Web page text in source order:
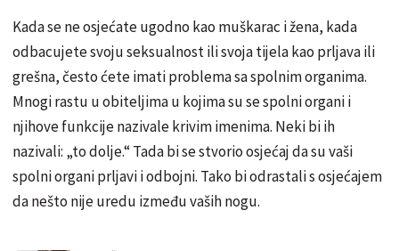
Kada se ne osjećate ugodno kao muškarac i žena, kada
odbacujete svoju seksualnost ili svoja tijela kao prljava ili
grešna, često ćete imati problema sa spolnim organima.
Mnogi rastu u obiteljima u kojima su se spolni organi i
njihove funkcije nazivale krivim imenima. Neki bi ih
nazivali: „to dolje.“ Tada bi se stvorio osjećaj da su vaši
spolni organi prljavi i odbojni. Tako bi odrastali s osjećajem
da nešto nije uredu između vaših nogu.